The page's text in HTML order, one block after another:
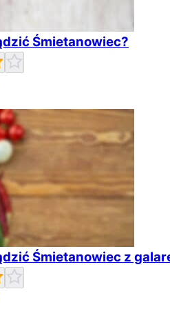
Śmietanowiec?
Śmietanowiec z